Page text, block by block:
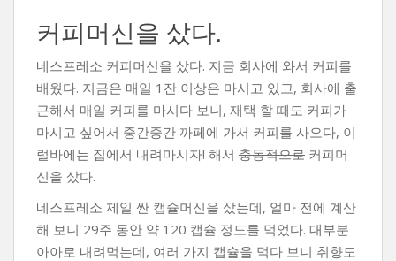
커피머신을 샀다.
네스프레소 커피머신을 샀다. 지금 회사에 와서 커피를
배웠다. 지금은 매일 1잔 이상은 마시고 있고, 회사에 출
근해서 매일 커피를 마시다 보니, 재택 할 때도 커피가
마시고 싶어서 중간중간 까페에 가서 커피를 사오다, 이
럴바에는 집에서 내려마시자! 해서 충동적으로 커피머
신을 샀다.
네스프레소 제일 싼 캡슐머신을 샀는데, 얼마 전에 계산
해 보니 29주 동안 약 120 캡슐 정도를 먹었다. 대부분
아아로 내려먹는데, 여러 가지 캡슐을 먹다 보니 취향도